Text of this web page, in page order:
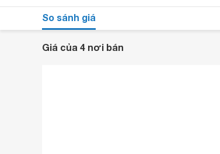
So sánh giá
Giá của 4 nơi bán